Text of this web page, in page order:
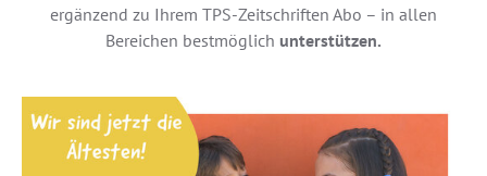
ergänzend zu Ihrem TPS-Zeitschriften Abo – in allen
Bereichen bestmöglich unterstützen.